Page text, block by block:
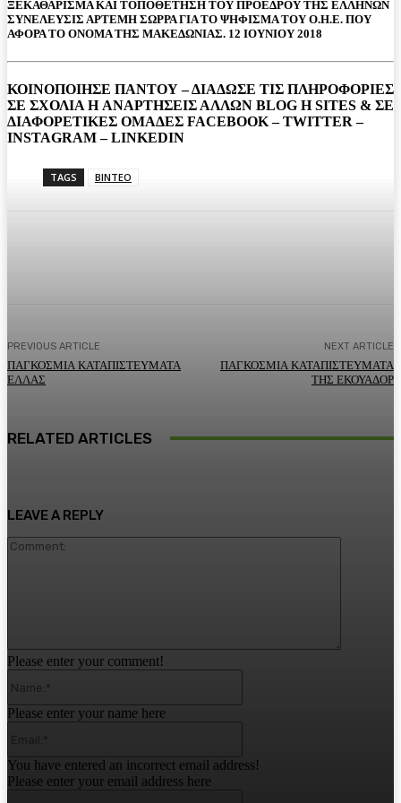
ΞΕΚΑΘΑΡΙΣΜΑ ΚΑΙ ΤΟΠΟΘΕΤΗΣΗ ΤΟΥ ΠΡΟΕΔΡΟΥ ΤΗΣ ΕΛΛΗΝΩΝ
ΣΥΝΕΛΕΥΣΙΣ ΑΡΤΕΜΗ ΣΩΡΡΑ ΓΙΑ ΤΟ ΨΗΦΙΣΜΑ ΤΟΥ Ο.Η.Ε. ΠΟΥ
ΑΦΟΡΑ ΤΟ ΟΝΟΜΑ ΤΗΣ ΜΑΚΕΔΩΝΙΑΣ. 12 ΙΟΥΝΙΟΥ 2018
ΚΟΙΝΟΠΟΙΗΣΕ ΠΑΝΤΟΥ – ΔΙΑΔΩΣΕ ΤΙΣ ΠΛΗΡΟΦΟΡΙΕΣ
ΣΕ ΣΧΟΛΙΑ H ΑΝAΡΤΗΣΕΙΣ ΑΛΛΩΝ BLOG H SITES & ΣΕ
ΔΙΑΦΟΡΕTIKEΣ ΟΜΑΔΕΣ FACEBOOK – TWITTER –
INSTAGRAM – LINKEDIN
TAGS ΒΙΝΤΕΟ
PREVIOUS ARTICLE
ΠΑΓΚΟΣΜΙΑ ΚΑΤΑΠΙΣΤΕΥΜΑΤΑ
ΕΛΛΑΣ
NEXT ARTICLE
ΠΑΓΚΟΣΜΙΑ ΚΑΤΑΠΙΣΤΕΥΜΑΤΑ
ΤΗΣ ΕΚΟΥΑΔΟΡ
RELATED ARTICLES
LEAVE A REPLY
Please enter your comment!
Please enter your name here
You have entered an incorrect email address!
Please enter your email address here